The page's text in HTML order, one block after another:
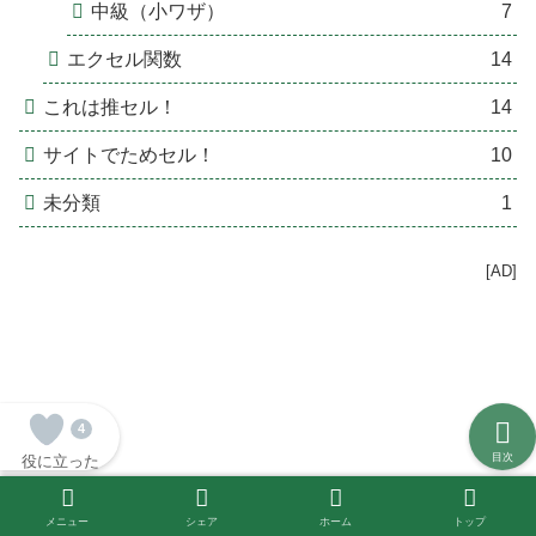
中級（小ワザ） 7
エクセル関数 14
これは推セル！ 14
サイトでためセル！ 10
未分類 1
[AD]
4
役に立った 目次
メニュー シェア ホーム トップ